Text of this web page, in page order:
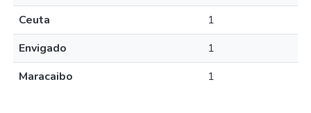
Ceuta
1
Envigado
1
Maracaibo
1